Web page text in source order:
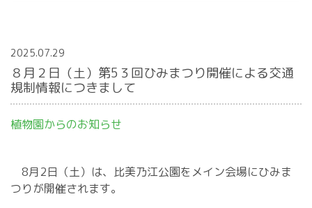
2025.07.29
８月２日（土）第5３回ひみまつり開催による交通
規制情報につきまして
植物園からのお知らせ
8月2日（土）は、比美乃江公園をメイン会場にひみま
つりが開催されます。